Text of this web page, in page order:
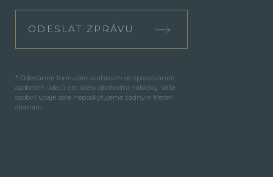
ODESLAT ZPRÁVU
* Odesláním formuláře souhlasím se zpracováním
osobních údajů pro účely obchodní nabídky. Vaše
osobní údaje dále neposkytujeme žádným třetím
stranám.